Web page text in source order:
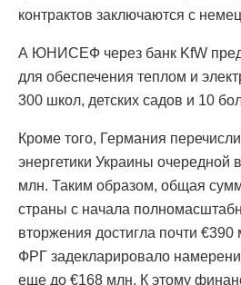
контрактов заключаются с
А ЮНИСЕФ через банк KfW
для обеспечения теплом и
300 школ, детских садов и 10
Кроме того, Германия
энергетики Украины очередной
млн. Таким образом, общая
страны с начала
вторжения достигла почти
ФРГ задекларировало
еще до €168 млн. К этому